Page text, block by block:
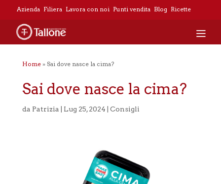
Azienda Filiera Lavora con noi Punti vendita Blog Ricette
Home» Sai dove nasce la cima?
Sai dove nasce la cima?
da Patrizia Lug 25, 2024 Consigli